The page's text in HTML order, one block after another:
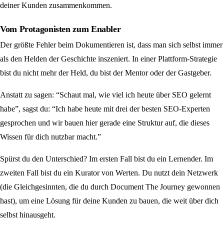
deiner Kunden zusammenkommen.
Vom Protagonisten zum Enabler
Der größte Fehler beim Dokumentieren ist, dass man sich selbst immer
als den Helden der Geschichte inszeniert. In einer Plattform-Strategie
bist du nicht mehr der Held, du bist der Mentor oder der Gastgeber.
Anstatt zu sagen: “Schaut mal, wie viel ich heute über SEO gelernt
habe”, sagst du: “Ich habe heute mit drei der besten SEO-Experten
gesprochen und wir bauen hier gerade eine Struktur auf, die dieses
Wissen für dich nutzbar macht.”
Spürst du den Unterschied? Im ersten Fall bist du ein Lernender. Im
zweiten Fall bist du ein Kurator von Werten. Du nutzt dein Netzwerk
(die Gleichgesinnten, die du durch Document The Journey gewonnen
hast), um eine Lösung für deine Kunden zu bauen, die weit über dich
selbst hinausgeht.